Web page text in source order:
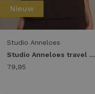
Nieuw
Studio Anneloes
Studio Anneloes travel tee 94813 T-shirt Korte mouw 8700 espresso
79,95